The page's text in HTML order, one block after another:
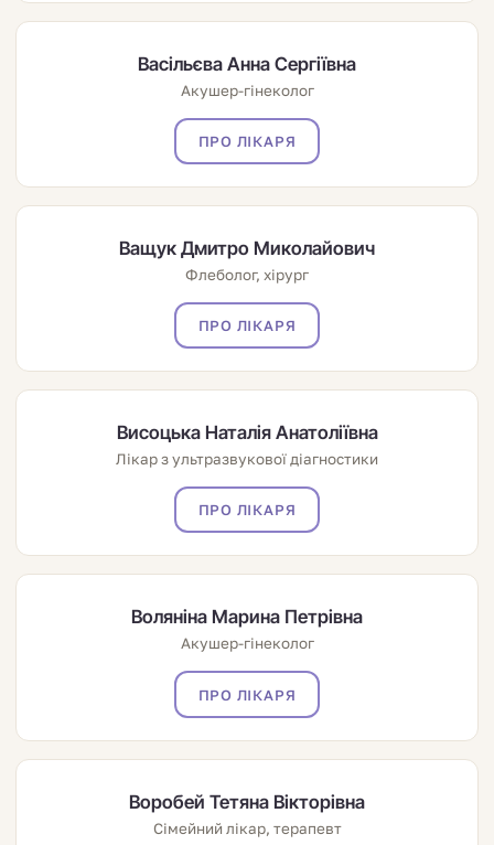
Васільєва Анна Сергіївна
Акушер-гінеколог
ПРО ЛІКАРЯ
Ващук Дмитро Миколайович
Флеболог, хірург
ПРО ЛІКАРЯ
Висоцька Наталія Анатоліївна
Лікар з ультразвукової діагностики
ПРО ЛІКАРЯ
Воляніна Марина Петрівна
Акушер-гінеколог
ПРО ЛІКАРЯ
Воробей Тетяна Вікторівна
Сімейний лікар, терапевт